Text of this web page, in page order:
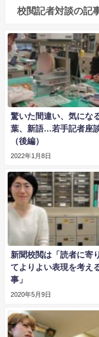
校閲記者対談の記
驚いた間違い、気にな
葉、新語…若手記者座
（後編）
2022年1月8日
新聞校閲は「読者に寄
てよりよい表現を考え
事」
2020年5月9日